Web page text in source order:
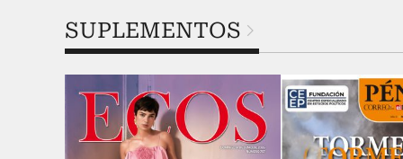
SUPLEMENTOS